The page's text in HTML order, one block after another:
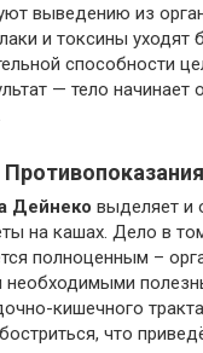
выведению из
и токсины уходят
способности
— тело начинает
Противопоказания
Дейнеко выделяет и
на кашах. Дело в
полноценным –
необходимыми
кишечного
что